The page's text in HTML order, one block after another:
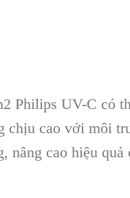
Philips UV-C có
chịu cao với môi
cao hiệu